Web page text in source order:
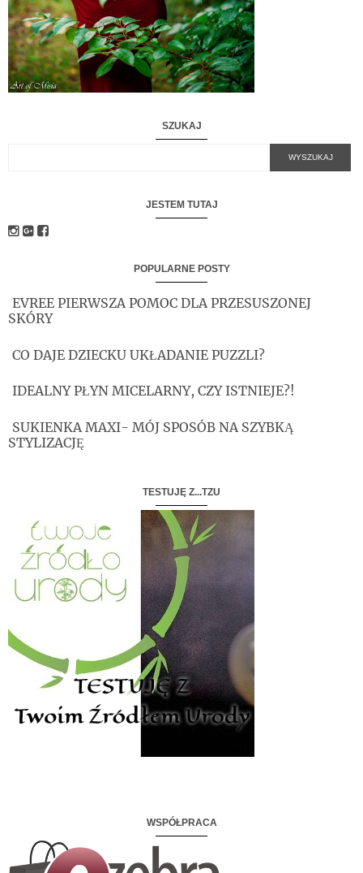
SZUKAJ
JESTEM TUTAJ
POPULARNE POSTY
EVREE PIERWSZA POMOC DLA PRZESUSZONEJ
SKÓRY
CO DAJE DZIECKU UKŁADANIE PUZZLI?
IDEALNY PŁYN MICELARNY, CZY ISTNIEJE?!
SUKIENKA MAXI- MÓJ SPOSÓB NA SZYBKĄ
STYLIZACJĘ
TESTUJĘ Z...TZU
WSPÓŁPRACA